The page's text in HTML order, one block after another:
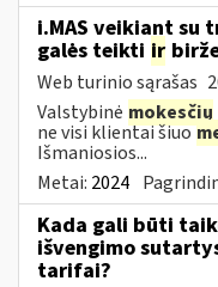
i.MAS veikiant su
galės teikti ir
Web turinio sąrašas
Valstybinė mokesčių
ne visi klientai šiuo
Išmaniosios...
Metai: 2024
Kada gali būti
išvengimo
tarifai?